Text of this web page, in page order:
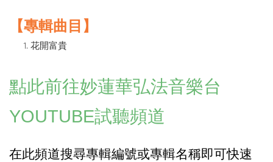
【專輯曲目】
花開富貴
點此前往妙蓮華弘法音樂台
YOUTUBE試聽頻道
在此頻道搜尋專輯編號或專輯名稱即可快速